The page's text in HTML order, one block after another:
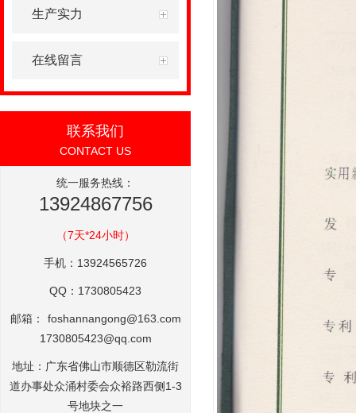
生产实力
在线留言
联系我们
CONTACT US
统一服务热线：
13924867756
（7天*24小时）
手机：13924565726
QQ：1730805423
邮箱：
foshannangong@163.com
1730805423@qq.com
地址：广东省佛山市顺德区勒流街
道办事处众涌村委会众裕路西侧1-3
号地块之一